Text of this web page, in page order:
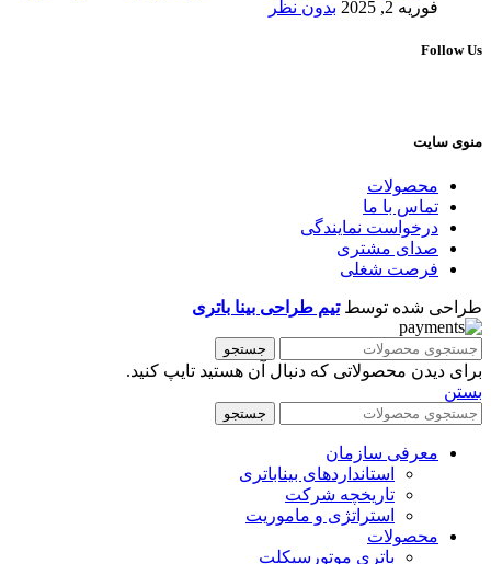
فوریه 2, 2025
بدون نظر
Follow Us
منوی سایت
محصولات
تماس با ما
درخواست نمایندگی
صدای مشتری
فرصت شغلی
طراحی شده توسطتیم طراحی بینا باتری
جستجو
برای دیدن محصولاتی که دنبال آن هستید تایپ کنید.
بستن
جستجو
معرفی سازمان
استانداردهای بیناباتری
تاریخچه شرکت
استراتژی و ماموریت
محصولات
باتری موتورسیکلت